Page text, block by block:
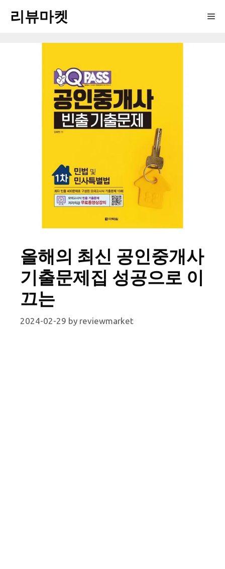
리뷰마켓
올해의 최신 공인중개사
기출문제집 성공으로 이
끄는
2024-02-29 by reviewmarket